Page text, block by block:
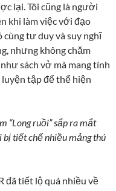
lại. Tôi cũng là người
khi làm việc với đạo
cùng tư duy và suy nghĩ
nhưng không chăm
sách vở mà mang tính
tập để thể hiện
“Long ruồi” sắp ra mắt
bị tiết chế nhiều mảng thú
đã tiết lộ quá nhiều về